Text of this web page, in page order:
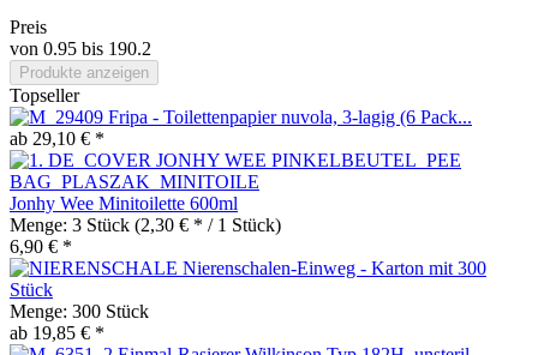
Preis
von 0.95 bis 190.2
Produkte anzeigen
Topseller
Fripa - Toilettenpapier nuvola, 3-lagig (6 Pack...
ab 29,10 € *
Jonhy Wee Minitoilette 600ml
Menge: 3 Stück (2,30 € * / 1 Stück)
6,90 € *
Nierenschalen-Einweg - Karton mit 300
Stück
Menge: 300 Stück
ab 19,85 € *